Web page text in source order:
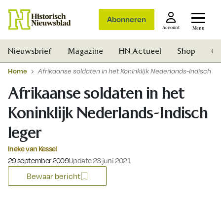
Abonneren
Account Menu
Nieuwsbrief Magazine HN Actueel Shop
Home Afrikaanse soldaten in het Koninklijk Nederlands-Indisch
Afrikaanse soldaten in het
Koninklijk Nederlands-Indisch
leger
Ineke van Kessel
Gepubliceerd op:
29 september 2009Update 23 juni 2021
Bewaar bericht